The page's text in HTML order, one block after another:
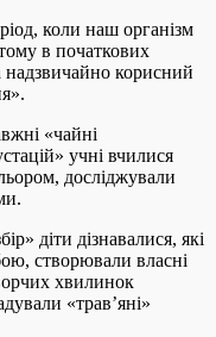
коли наш організм
в початкових
надзвичайно корисний
«чайні
учні вчилися
досліджували
діти дізнавалися, які
створювали власні
хвилинок
«трав’яні»